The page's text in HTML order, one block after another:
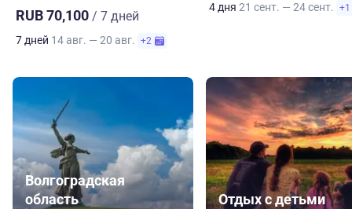
RUB 70,100 / 7 дней
7 дней 14 авг. — 20 авг. +2
4 дня 21 сент. — 24 сент. +1
Волгоградская
область
Отдых с детьми